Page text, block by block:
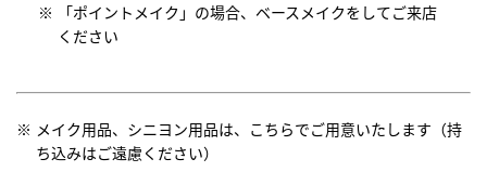
「ポイントメイク」の場合、ベースメイクをしてご来店
ください
メイク用品、シニヨン用品は、こちらでご用意いたします（持
ち込みはご遠慮ください）